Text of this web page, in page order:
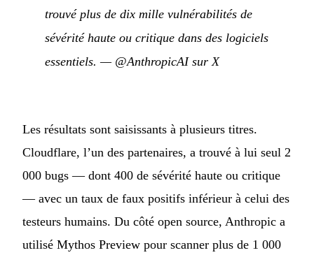
trouvé plus de dix mille vulnérabilités de
sévérité haute ou critique dans des logiciels
essentiels. — @AnthropicAI sur X
Les résultats sont saisissants à plusieurs titres.
Cloudflare, l’un des partenaires, a trouvé à lui seul 2
000 bugs — dont 400 de sévérité haute ou critique
— avec un taux de faux positifs inférieur à celui des
testeurs humains. Du côté open source, Anthropic a
utilisé Mythos Preview pour scanner plus de 1 000